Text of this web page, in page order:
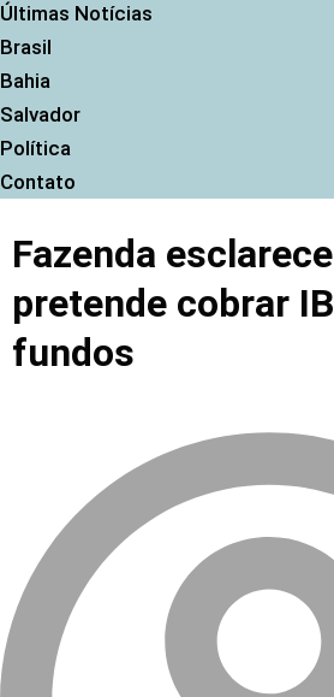
Últimas Notícias
Brasil
Bahia
Salvador
Política
Contato
Fazenda
pretende cobrar
fundos